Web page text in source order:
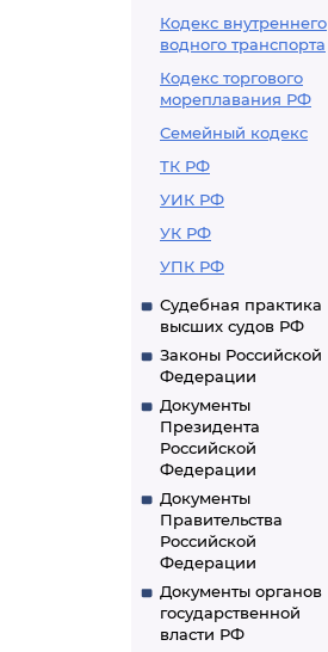
Кодекс внутреннего
водного транспорта
Кодекс торгового
мореплавания РФ
Семейный кодекс
ТК РФ
УИК РФ
УК РФ
УПК РФ
Судебная практика
высших судов РФ
Законы Российской
Федерации
Документы
Президента
Российской
Федерации
Документы
Правительства
Российской
Федерации
Документы органов
государственной
власти РФ